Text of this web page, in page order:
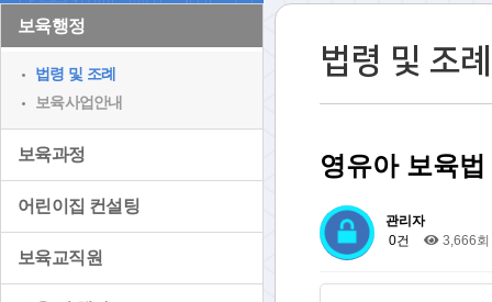
보육행정
법령 및 조례
보육사업안내
보육과정
어린이집 컨설팅
보육교직원
법령 및 조례
영유아 보육
관리자
0건
3,666회